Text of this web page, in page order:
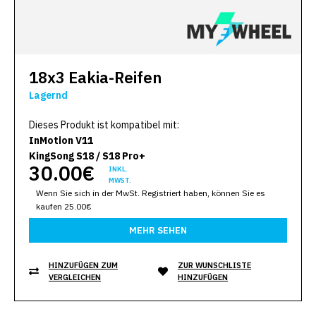
18x3 Eakia-Reifen
Lagernd
Dieses Produkt ist kompatibel mit:
InMotion V11
KingSong S18 / S18 Pro+
30.00€
INKL.
MWST.
Wenn Sie sich in der MwSt. Registriert haben, können Sie es
kaufen 25.00€
MEHR SEHEN
HINZUFÜGEN ZUM
VERGLEICHEN
ZUR WUNSCHLISTE
HINZUFÜGEN